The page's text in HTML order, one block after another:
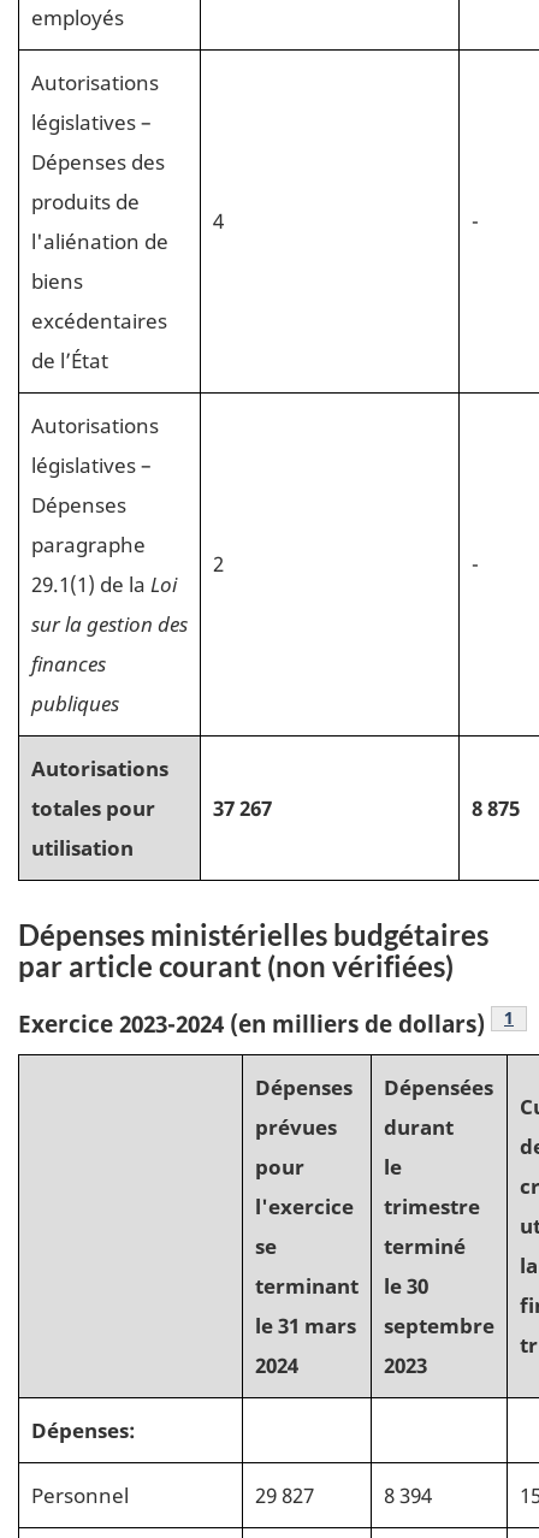
employés
Autorisations
législatives –
Dépenses des
produits de
l'aliénation de
biens
excédentaires
de l’État
4 -
Autorisations
législatives –
Dépenses
paragraphe
29.1(1) de la Loi
sur la gestion des
finances
publiques
2 -
Autorisations
totales pour
utilisation
37 267 8 875
Dépenses ministérielles budgétaires
par article courant (non vérifiées)
Exercice 2023-2024 (en milliers de dollars) 1
Dépenses
prévues
pour
l'exercice
se
terminant
le 31 mars
2024
Dépensées
durant
le
trimestre
terminé
le 30
septembre
2023
la
Dépenses:
Personnel 29 827 8 394